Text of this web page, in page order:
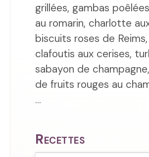
grillées, gambas
au romarin, charlotte
biscuits roses de Reims,
clafoutis aux cerises,
sabayon de
de fruits rouges au
...
Recettes